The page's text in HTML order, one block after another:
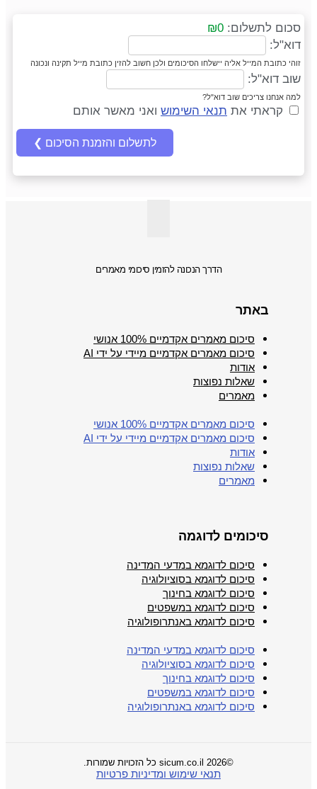
סכום לתשלום: ₪0
דוא"ל:
זוהי כתובת המייל אליה יישלחו הסיכומים ולכן חשוב להזין כתובת מייל תקינה ונכונה
שוב דוא"ל:
למה אנחנו צריכים שוב דוא"ל?
קראתי את תנאי השימוש ואני מאשר אותם
הדרך הנכונה להזמין סיכומי מאמרים
באתר
סיכום מאמרים אקדמיים 100% אנושי
סיכום מאמרים אקדמיים מיידי על ידי AI
אודות
שאלות נפוצות
מאמרים
סיכום מאמרים אקדמיים 100% אנושי
סיכום מאמרים אקדמיים מיידי על ידי AI
אודות
שאלות נפוצות
מאמרים
סיכומים לדוגמה
סיכום לדוגמא במדעי המדינה
סיכום לדוגמא בסוציולוגיה
סיכום לדוגמא בחינוך
סיכום לדוגמא במשפטים
סיכום לדוגמא באנתרופולוגיה
סיכום לדוגמא במדעי המדינה
סיכום לדוגמא בסוציולוגיה
סיכום לדוגמא בחינוך
סיכום לדוגמא במשפטים
סיכום לדוגמא באנתרופולוגיה
©2026 sicum.co.il כל הזכויות שמורות.
תנאי שימוש ומדיניות פרטיות